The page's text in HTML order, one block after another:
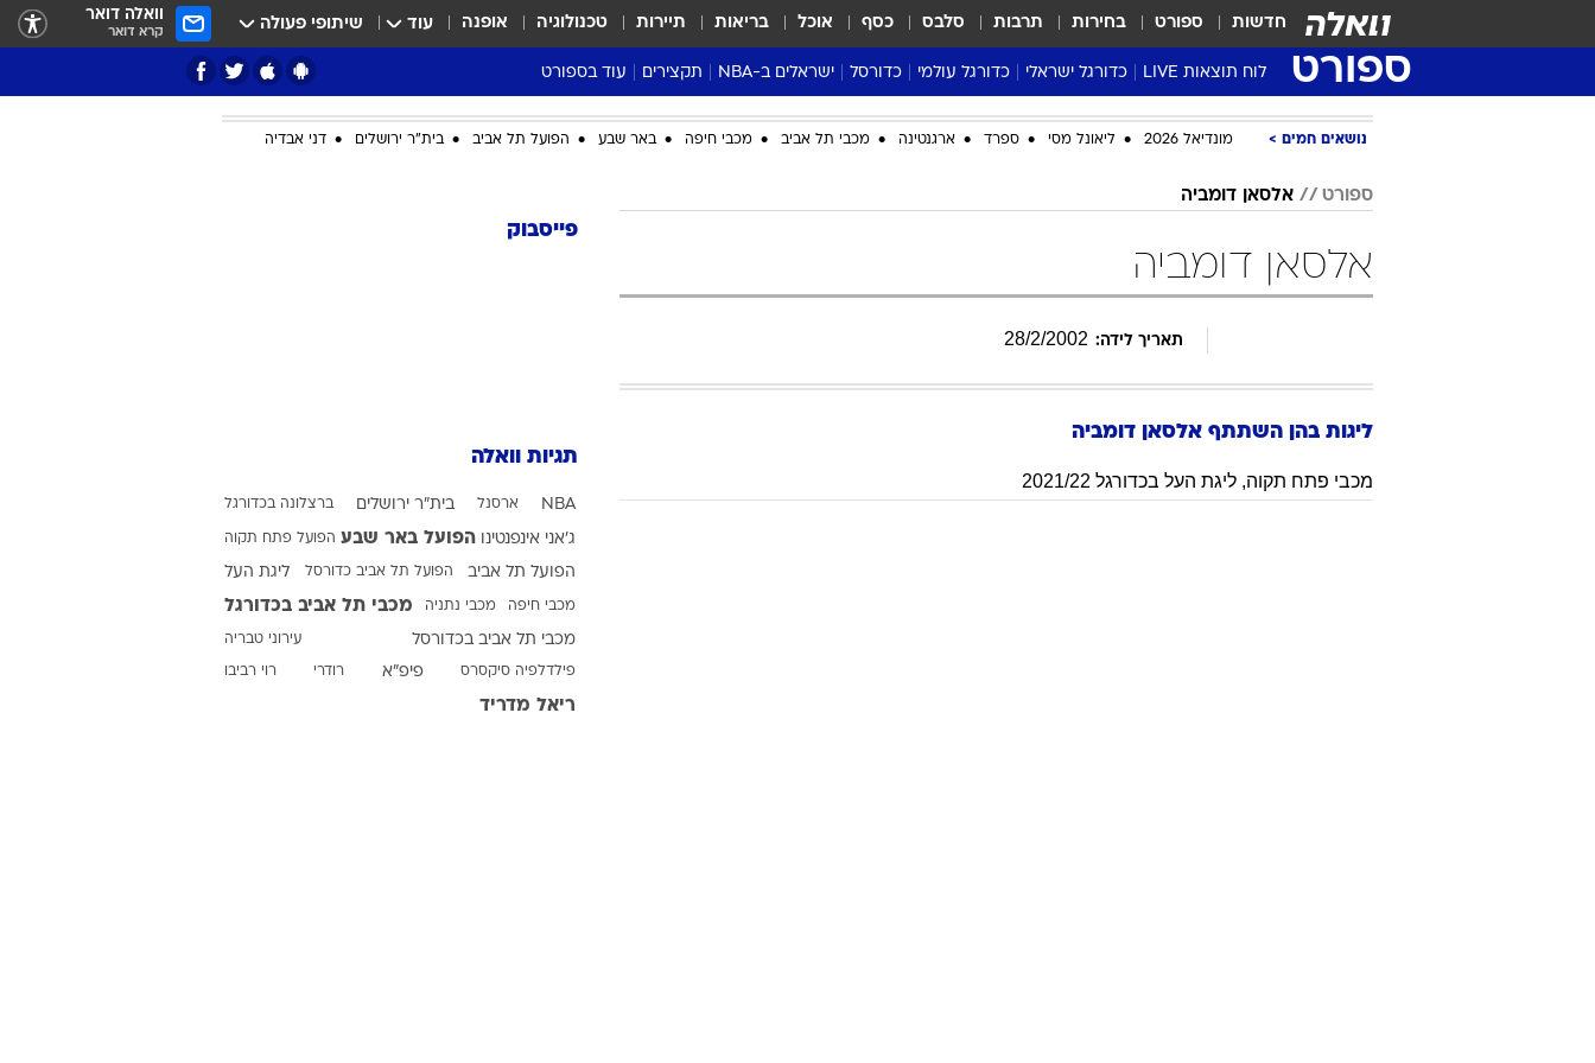
חדשות ספורט בחירות תרבות סלבס כסף אוכל בריאות תיירות טכנולוגיה אופנה עוד שיתופי פעולה וואלה דואר
קרא דואר
ספורט לוח תוצאות LIVE כדורגל ישראלי
ליגת העל Winner
נבחרות ישראל
ליגה לאומית
כדורגל עולמי
ליגה אנגלית
ליגת האלופות
הליגה האירופית
כדורסל
ליגת העל
כדורסל נשים
ישראלים ב-NBA
דני אבדיה
תקצירים עוד בספורט
מונדיאל 2026
NBA
פודקאסטים
אבא של שבת
פוקר
ענפים נוספים
לוח שידורים
החידה של ספורט1
ארכיון מדורים מחוץ לקווים
נושאים חמים מונדיאל 2026 ליאונל מסי ספרד ארגנטינה מכבי תל אביב מכבי חיפה באר שבע הפועל תל אביב בית"ר ירושלים דני אבדיה
ספורט אלסאן דומביה
אלסאן דומביה
תאריך לידה: 28/2/2002
ליגות בהן השתתף אלסאן דומביה
מכבי פתח תקוה, ליגת העל בכדורגל 2021/22
פייסבוק
תגיות וואלה
NBA ארסנל בית"ר ירושלים ברצלונה בכדורגל
ג'אני אינפנטינו הפועל באר שבע הפועל פתח תקוה
הפועל תל אביב הפועל תל אביב כדורסל ליגת העל
מכבי חיפה מכבי נתניה מכבי תל אביב בכדורגל
מכבי תל אביב בכדורסל עירוני טבריה
פילדלפיה סיקסרס פיפ"א רודרי רוי רביבו
ריאל מדריד